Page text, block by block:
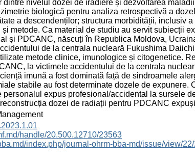
dintre nivelul dozei de iradiere și dezvoltarea
biologică pentru analiza retrospectivă a
a descendenților; structura morbidității, inclusiv
și metode. Ca material de studiu au servit subiecții
și PDCANC, născuți în Republica Moldova,
de la centrala nucleară Fukushima
metode clinice, imunologice și citogenetice.
la victimele accidentului de la centrala
imună a fost dominată față de sindroamele
stabile au fost determinate dozele de expunere.
personalul expus profesional/accidental la sursele
dozei de radiații pentru PDCANC
handle/20.500.12710/23563
index.php/journal-ohrm-bba-md/issue/view/